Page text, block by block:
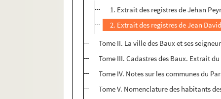
1. Extrait des registres de Jehan
2. Extrait des registres de Jean
Tome II. La ville des Baux et ses
Tome III. Cadastres des Baux. Extrait
Tome IV. Notes sur les communes du
Tome V. Nomenclature des habitants